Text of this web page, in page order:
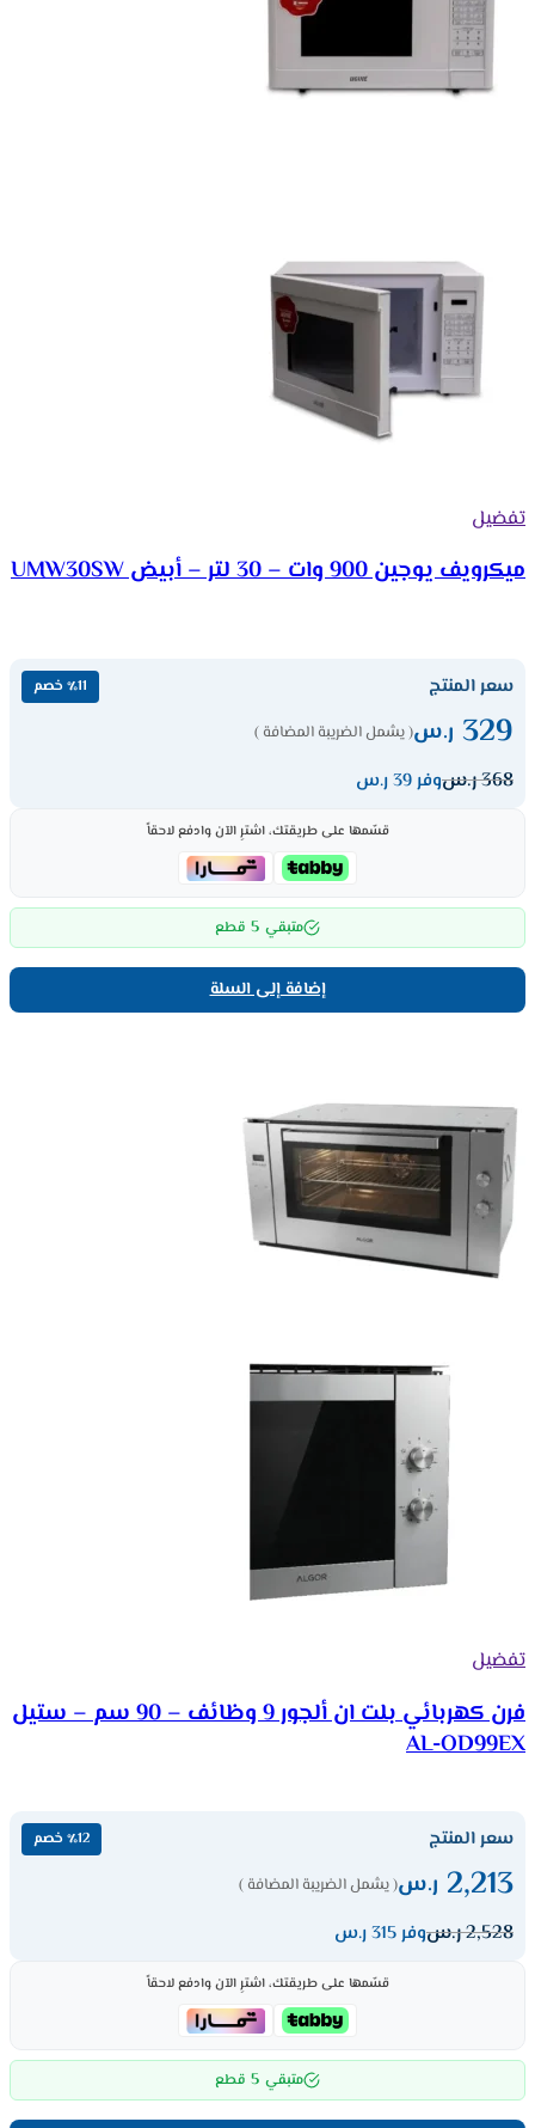
تفضيل
ميكرويف يوجين 900 وات – 30 لتر – أبيض UMW30SW
سعر المنتج ٪11 خصم
329 ر.س( يشمل الضريبة المضافة )
368ر.سوفر 39 ر.س
قسّمها على طريقتك، اشترِ الآن وادفع لاحقاً
متبقي 5 قطع
إضافة إلى السلة
تفضيل
فرن كهربائي بلت ان ألجور 9 وظائف – 90 سم – ستيل
AL-OD99EX
سعر المنتج ٪12 خصم
2,213 ر.س( يشمل الضريبة المضافة )
2,528ر.سوفر 315 ر.س
قسّمها على طريقتك، اشترِ الآن وادفع لاحقاً
متبقي 5 قطع